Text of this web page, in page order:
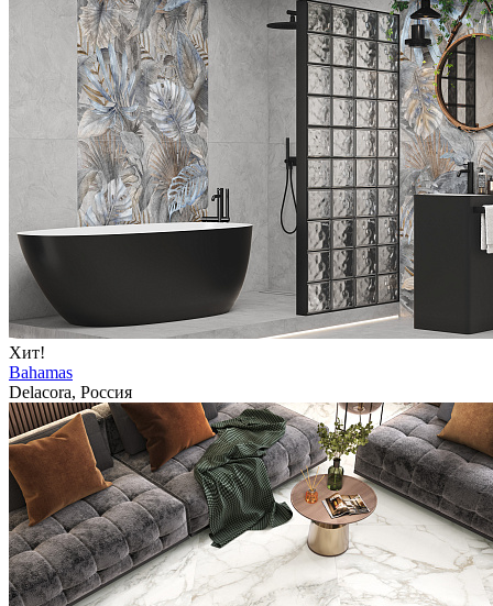
Хит!
Bahamas
Delacora, Россия